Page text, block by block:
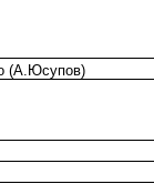
(А.Юсупов)